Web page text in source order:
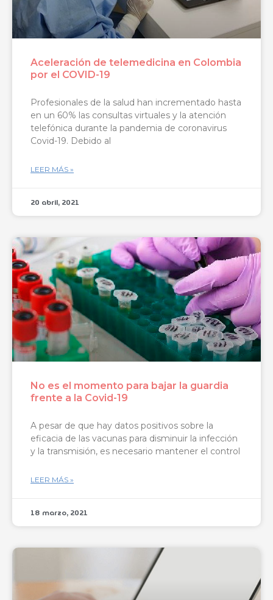
Aceleración de telemedicina en Colombia
por el COVID-19
Profesionales de la salud han incrementado hasta
en un 60% las consultas virtuales y la atención
telefónica durante la pandemia de coronavirus
Covid-19. Debido al
LEER MÁS »
20 abril, 2021
No es el momento para bajar la guardia
frente a la Covid-19
A pesar de que hay datos positivos sobre la
eficacia de las vacunas para disminuir la infección
y la transmisión, es necesario mantener el control
LEER MÁS »
18 marzo, 2021